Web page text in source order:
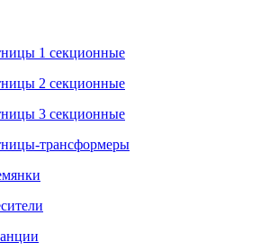
1 секционные
2 секционные
3 секционные
трансформеры